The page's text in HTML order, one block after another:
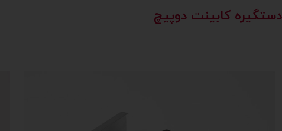
مشکی مات
نقره ای براق
96mm
تک پیچ
1200mm
دستگیره کابینت دوپیچ